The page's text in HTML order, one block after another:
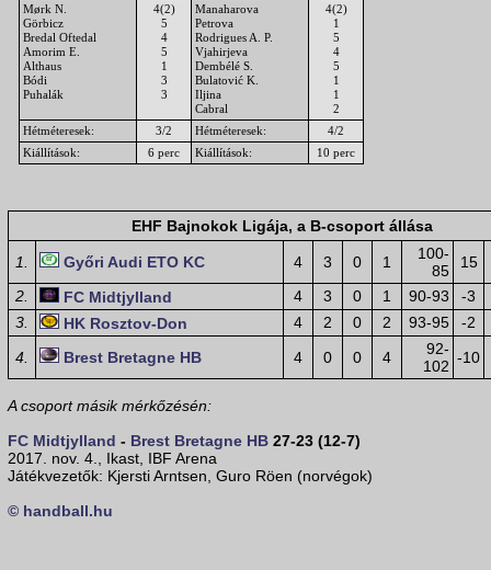
Mørk N.
Görbicz
Bredal Oftedal
Amorim E.
Althaus
Bódi
Puhalák
4(2)
5
4
5
1
3
3
Manaharova
Petrova
Rodrigues A. P.
Vjahirjeva
Dembélé S.
Bulatović K.
Iljina
Cabral
4(2)
1
5
4
5
1
1
2
Hétméteresek:
3/2 Hétméteresek:
4/2
Kiállítások:
6 perc Kiállítások: 10 perc
EHF Bajnokok Ligája, a B-csoport állása
1. Győri Audi ETO KC 4 3 0 1
100-
85
15
2.
FC Midtjylland 4 3 0 1 90-93
-3
3.
HK Rosztov-Don 4 2 0 2 93-95
-2
4.
Brest Bretagne HB 4 0 0 4
92-
102 -10
A csoport másik mérkőzésén:
FC Midtjylland - Brest Bretagne HB 27-23 (12-7)
2017. nov. 4., Ikast, IBF Arena
Játékvezetők: Kjersti Arntsen, Guro Röen (norvégok)
© handball.hu